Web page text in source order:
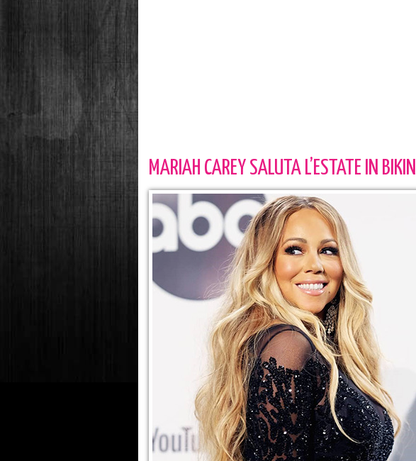
MARIAH CAREY SALUTA L’ESTATE IN BIKINI